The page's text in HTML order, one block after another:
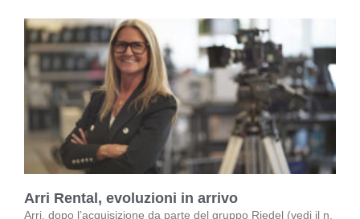
Arri Rental, evoluzioni in arrivo
Arri, dopo l’acquisizione da parte del gruppo Riedel (vedi il n.